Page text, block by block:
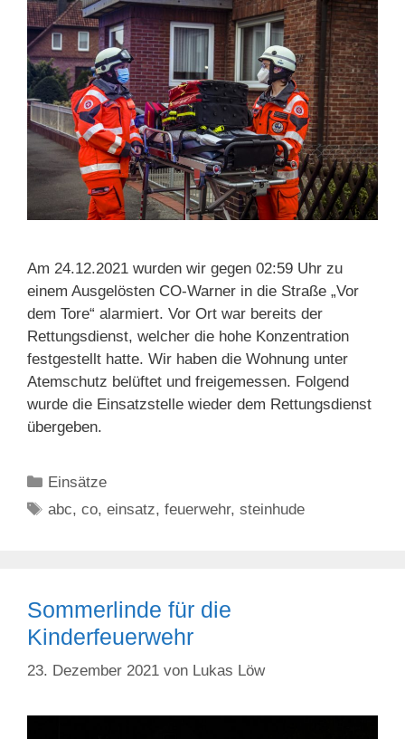
Am 24.12.2021 wurden wir gegen 02:59 Uhr zu
einem Ausgelösten CO-Warner in die Straße „Vor
dem Tore“ alarmiert. Vor Ort war bereits der
Rettungsdienst, welcher die hohe Konzentration
festgestellt hatte. Wir haben die Wohnung unter
Atemschutz belüftet und freigemessen. Folgend
wurde die Einsatzstelle wieder dem Rettungsdienst
übergeben.
Kategorien
Einsätze
Schlagwörter
abc,co,einsatz,feuerwehr,steinhude
Sommerlinde für die
Kinderfeuerwehr
23. Dezember 2021 von Lukas Löw